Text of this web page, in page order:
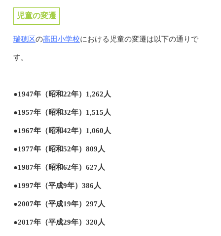
児童の変遷
瑞穂区の高田小学校における児童の変遷は以下の通りで
す。
●1947年（昭和22年）1,262人
●1957年（昭和32年）1,515人
●1967年（昭和42年）1,060人
●1977年（昭和52年）809人
●1987年（昭和62年）627人
●1997年（平成9年）386人
●2007年（平成19年）297人
●2017年（平成29年）320人